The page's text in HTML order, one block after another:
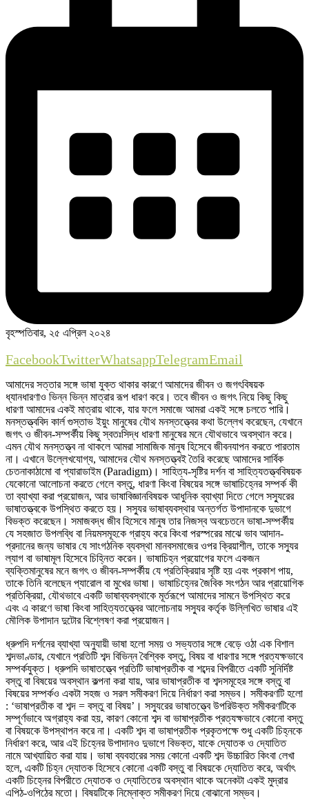
বৃহস্পতিবার, ২৫ এপ্রিল ২০২৪
FacebookTwitterWhatsappTelegramEmail
আমাদের সত্তার সঙ্গে ভাষা যুক্ত থাকার কারণে আমাদের জীবন ও জগৎবিষয়ক
ধ্যানধারণাও ভিন্ন ভিন্ন মাত্রার রূপ ধারণ করে। তবে জীবন ও জগৎ নিয়ে কিছু কিছু
ধারণা আমাদের একই মাত্রায় থাকে, যার ফলে সমাজে আমরা একই সঙ্গে চলতে পারি।
মনস্তত্ত্ববিদ কার্ল গুস্তাভ ইয়ুং মানুষের যৌথ মনস্তত্ত্বের কথা উল্লেখ করেছেন, যেখানে
জগৎ ও জীবন-সম্পর্কীয় কিছু স্বতঃসিদ্ধ ধারণা মানুষের মনে যৌথভাবে অবস্থান করে।
এমন যৌথ মনস্তত্ত্ব না থাকলে আমরা সামাজিক মানুষ হিসেবে জীবনযাপন করতে পারতাম
না। এখানে উল্লেখযোগ্য, আমাদের যৌথ মনস্তত্ত্বই তৈরি করেছে আমাদের সার্বিক
চেতনাকাঠামো বা প্যারাডাইম (Paradigm)। সাহিত্য-সৃষ্টির দর্শন বা সাহিত্যতত্ত্ববিষয়ক
যেকোনো আলোচনা করতে গেলে বস্তু, ধারণা কিংবা বিষয়ের সঙ্গে ভাষাচিহ্নের সম্পর্ক কী
তা ব্যাখ্যা করা প্রয়োজন, আর ভাষাবিজ্ঞানবিষয়ক আধুনিক ব্যাখ্যা দিতে গেলে সস্যুরের
ভাষাতত্ত্বকে উপস্থিত করতে হয়। সস্যুর ভাষাব্যবস্থার অন্তর্গত উপাদানকে দুভাগে
বিভক্ত করেছেন। সমাজবদ্ধ জীব হিসেবে মানুষ তার নিজস্ব অবচেতনে ভাষা-সম্পর্কীয়
যে সহজাত উপলব্ধি বা নিয়মসমূহকে গ্রাহ্য করে কিংবা পরস্পরের মাঝে ভাব আদান-
প্রদানের জন্য ভাষার যে সাংগঠনিক ব্যবস্থা মানবসমাজের ওপর ক্রিয়াশীল, তাকে সস্যুর
ল্যাগ বা ভাষামূল হিসেবে চিহ্নিত করেন। ভাষাচিহ্ন প্রয়োগের ফলে একজন
ব্যক্তিমানুষের মনে জগৎ ও জীবন-সম্পর্কীয় যে প্রতিক্রিয়ার সৃষ্টি হয় এবং প্রকাশ পায়,
তাকে তিনি বলেছেন প্যারোল বা মুখের ভাষা। ভাষাচিহ্নের জৈবিক সংগঠন আর প্রায়োগিক
প্রতিক্রিয়া, যৌথভাবে একটি ভাষাব্যবস্থাকে মূর্তরূপে আমাদের সামনে উপস্থিত করে
এবং এ কারণে ভাষা কিংবা সাহিত্যতত্ত্বের আলোচনায় সস্যুর কর্তৃক উল্লিখিত ভাষার এই
মৌলিক উপাদান দুটোর বিশ্লেষণ করা প্রয়োজন।
ধ্রুপদি দর্শনের ব্যাখ্যা অনুযায়ী ভাষা হলো সময় ও সভ্যতার সঙ্গে বেড়ে ওঠা এক বিশাল
শব্দভাণ্ডার, যেখানে প্রতিটি শব্দ বিভিন্ন বৈশ্বিক বস্তু, বিষয় বা ধারণার সঙ্গে প্রত্যক্ষভাবে
সম্পর্কযুক্ত। ধ্রুপদি ভাষাতত্ত্বে প্রতিটি ভাষাপ্রতীক বা শব্দের বিপরীতে একটি সুনির্দিষ্ট
বস্তু বা বিষয়ের অবস্থান কল্পনা করা যায়, আর ভাষাপ্রতীক বা শব্দসমূহের সঙ্গে বস্তু বা
বিষয়ের সম্পর্কও একটা সহজ ও সরল সমীকরণ দিয়ে নির্ধারণ করা সম্ভব। সমীকরণটি হলো
: ‘ভাষাপ্রতীক বা শব্দ = বস্তু বা বিষয়’। সস্যুরের ভাষাতত্ত্বে উপরিউক্ত সমীকরণটিকে
সম্পূর্ণভাবে অগ্রাহ্য করা হয়, কারণ কোনো শব্দ বা ভাষাপ্রতীক প্রত্যক্ষভাবে কোনো বস্তু
বা বিষয়কে উপস্থাপন করে না। একটি শব্দ বা ভাষাপ্রতীক প্রকৃতপক্ষে শুধু একটি চিহ্নকে
নির্ধারণ করে, আর এই চিহ্নের উপাদানও দুভাগে বিভক্ত, যাকে দ্যোতক ও দ্যোতিত
নামে আখ্যায়িত করা যায়। ভাষা ব্যবহারের সময় কোনো একটি শব্দ উচ্চারিত কিংবা লেখা
হলে, একটি চিহ্ন দ্যোতক হিসেবে কোনো একটি বস্তু বা বিষয়কে দ্যোতিত করে, অর্থাৎ
একটি চিহ্নের বিপরীতে দ্যোতক ও দ্যোতিতের অবস্থান থাকে অনেকটা একই মুদ্রার
এপিঠ-ওপিঠের মতো। বিষয়টিকে নিম্নোক্ত সমীকরণ দিয়ে বোঝানো সম্ভব।